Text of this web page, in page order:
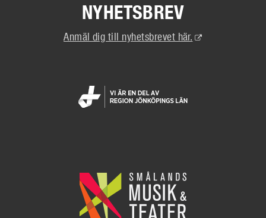
NYHETSBREV
Anmäl dig till nyhetsbrevet här. (Extern